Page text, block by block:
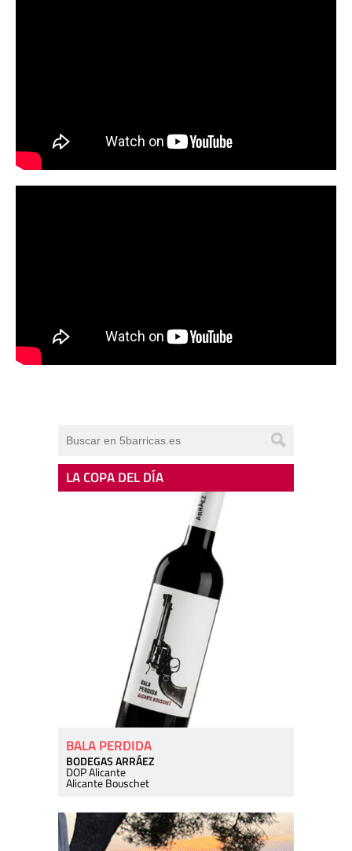
LA COPA DEL DÍA
BALA PERDIDA
BODEGAS ARRÁEZ
DOP Alicante
Alicante Bouschet